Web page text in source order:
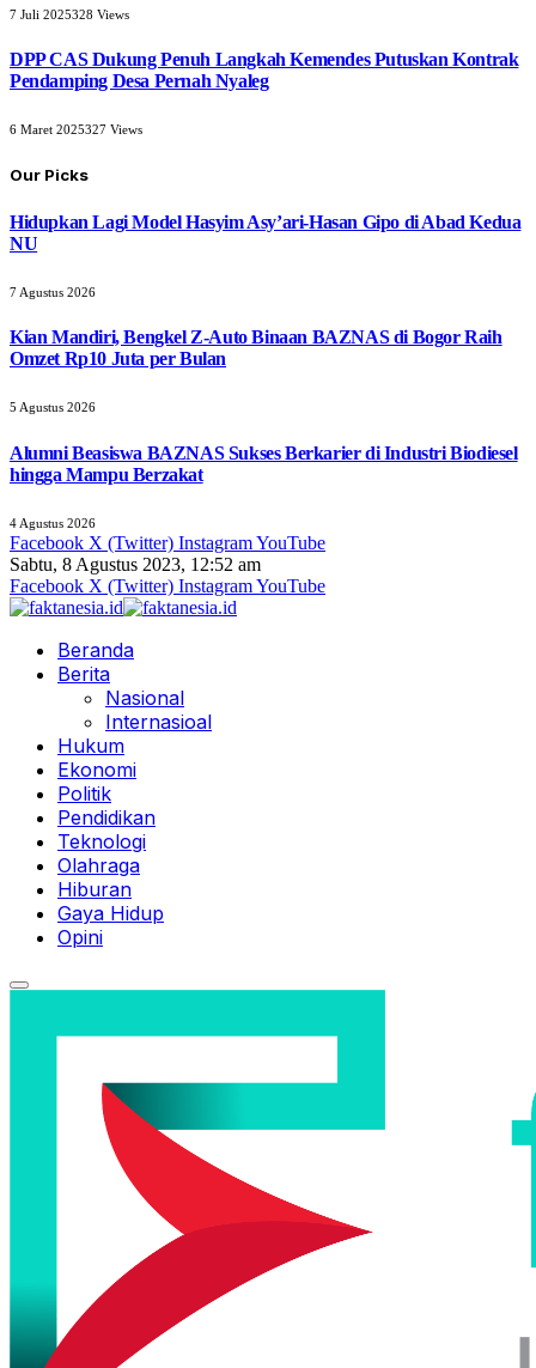
7 Juli 2025328 Views
DPP CAS Dukung Penuh Langkah Kemendes Putuskan Kontrak
Pendamping Desa Pernah Nyaleg
6 Maret 2025327 Views
Our Picks
Hidupkan Lagi Model Hasyim Asy’ari-Hasan Gipo di Abad Kedua
NU
7 Agustus 2026
Kian Mandiri, Bengkel Z-Auto Binaan BAZNAS di Bogor Raih
Omzet Rp10 Juta per Bulan
5 Agustus 2026
Alumni Beasiswa BAZNAS Sukses Berkarier di Industri Biodiesel
hingga Mampu Berzakat
4 Agustus 2026
Facebook X (Twitter) InstagramYouTube
Sabtu, 8 Agustus 2023, 12:52 am
Facebook X (Twitter) InstagramYouTube
Beranda
Berita
Nasional
Internasioal
Hukum
Ekonomi
Politik
Pendidikan
Teknologi
Olahraga
Hiburan
Gaya Hidup
Opini